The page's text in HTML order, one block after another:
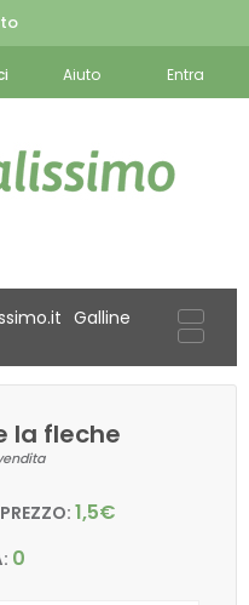
Aiuto Entra
Galline
la fleche
PREZZO: 1,5€
0